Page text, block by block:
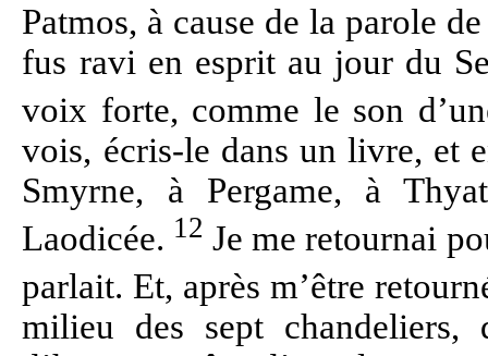
Patmos, à cause de la parole
fus ravi en esprit au jour du
voix forte, comme le son
vois, écris-le dans un livre, et
Smyrne, à Pergame, à
Laodicée. 12 Je me retournai
parlait. Et, après m’être
milieu des sept